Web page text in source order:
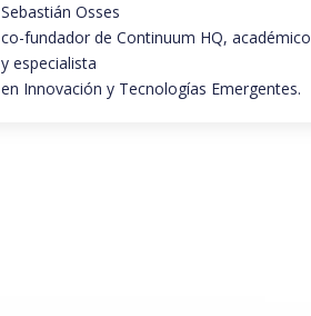
Sebastián Osses
co-fundador de Continuum HQ, académico
y especialista
en Innovación y Tecnologías Emergentes.